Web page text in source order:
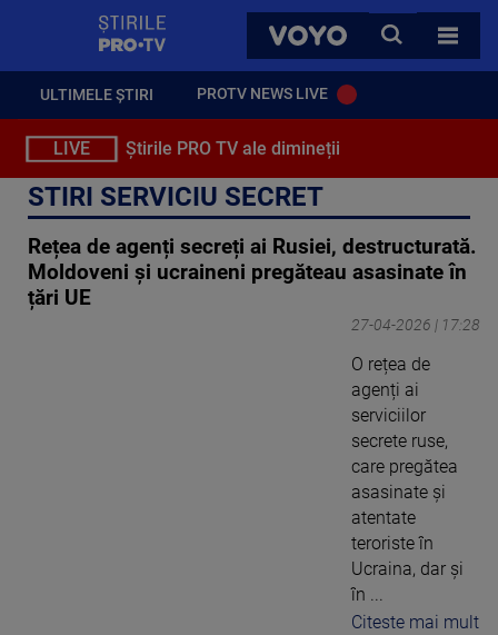
VOYO
CAUTA
TOATE
ULTIMELE ȘTIRI PROTV NEWS LIVE
LIVE Știrile PRO TV ale dimineții
STIRI SERVICIU SECRET
Rețea de agenți secreți ai Rusiei, destructurată.
Moldoveni și ucraineni pregăteau asasinate în
țări UE
27-04-2026 | 17:28
O rețea de
agenți ai
serviciilor
secrete ruse,
care pregătea
asasinate și
atentate
teroriste în
Ucraina, dar și
în ...
Citeste mai mult